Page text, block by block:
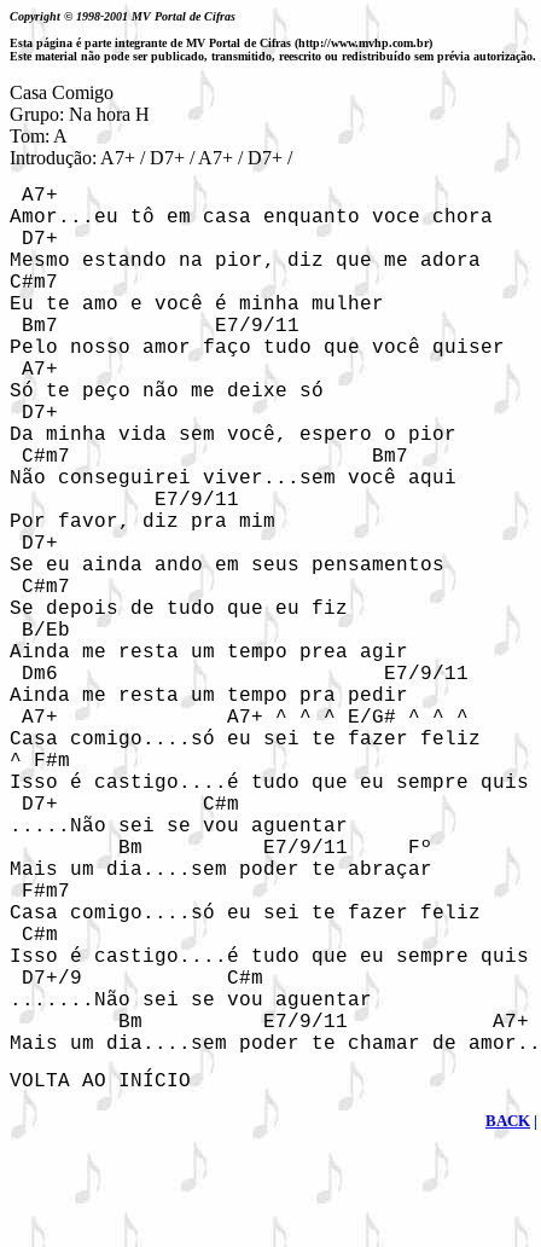
Copyright © 1998-2001 MV Portal de Cifras
Esta página é parte integrante de MV Portal de Cifras (http://www.mvhp.com.br)
Este material não pode ser publicado, transmitido, reescrito ou redistribuído sem prévia autorização.
Casa Comigo
Grupo: Na hora H
Tom: A
Introdução: A7+ / D7+ / A7+ / D7+ /
A7+
Amor...eu tô em casa enquanto voce chora
D7+
Mesmo estando na pior, diz que me adora
C#m7
Eu te amo e você é minha mulher
Bm7             E7/9/11
Pelo nosso amor faço tudo que você quiser
A7+
Só te peço não me deixe só
D7+
Da minha vida sem você, espero o pior
C#m7                         Bm7
Não conseguirei viver...sem você aqui
            E7/9/11
Por favor, diz pra mim
D7+
Se eu ainda ando em seus pensamentos
C#m7
Se depois de tudo que eu fiz
B/Eb
Ainda me resta um tempo prea agir
Dm6                           E7/9/11
Ainda me resta um tempo pra pedir
A7+              A7+ ^ ^ ^ E/G# ^ ^ ^
Casa comigo....só eu sei te fazer feliz		}
^ F#m
Isso é castigo....é tudo que eu sempre quis	}
D7+            C#m
.....Não sei se vou aguentar			}
         Bm          E7/9/11     Fº
Mais um dia....sem poder te abraçar		}  REFRÃO
F#m7
Casa comigo....só eu sei te fazer feliz		}
C#m
Isso é castigo....é tudo que eu sempre quis	}
D7+/9            C#m
.......Não sei se vou aguentar			}
         Bm          E7/9/11            A7+
VOLTA AO INÍCIO
BACK |